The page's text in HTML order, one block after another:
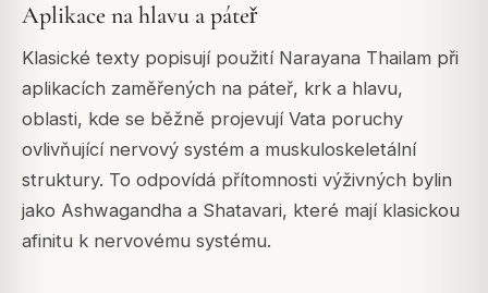
Aplikace na hlavu a páteř
Klasické texty popisují použití Narayana Thailam při
aplikacích zaměřených na páteř, krk a hlavu,
oblasti, kde se běžně projevují Vata poruchy
ovlivňující nervový systém a muskuloskeletální
struktury. To odpovídá přítomnosti výživných bylin
jako Ashwagandha a Shatavari, které mají klasickou
afinitu k nervovému systému.